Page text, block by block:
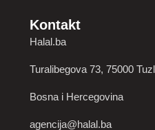
Kontakt
Halal.ba
Turalibegova 73, 75000
Bosna i Hercegovina
agencija@halal.ba